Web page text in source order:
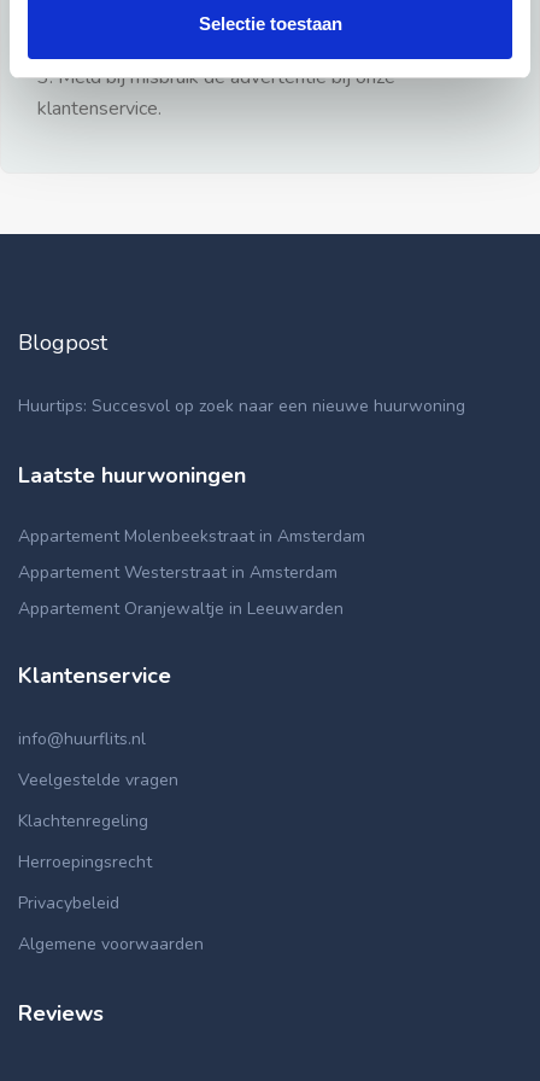
Selectie toestaan
3: Meld bij misbruik de advertentie bij onze
klantenservice.
Blogpost
Huurtips: Succesvol op zoek naar een nieuwe huurwoning
Laatste huurwoningen
Appartement Molenbeekstraat in Amsterdam
Appartement Westerstraat in Amsterdam
Appartement Oranjewaltje in Leeuwarden
Klantenservice
info@huurflits.nl
Veelgestelde vragen
Klachtenregeling
Herroepingsrecht
Privacybeleid
Algemene voorwaarden
Reviews